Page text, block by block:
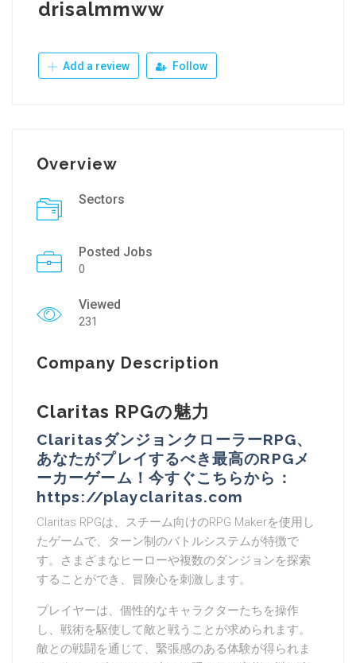
drisalmmww
Add a review Follow
Overview
Sectors
Posted Jobs
0
Viewed
231
Company Description
Claritas RPGの魅力
ClaritasダンジョンクローラーRPG、
あなたがプレイするべき最高のRPGメ
ーカーゲーム！今すぐこちらから：
https://playclaritas.com
Claritas RPGは、スチーム向けのRPG Makerを使用し
たゲームで、ターン制のバトルシステムが特徴で
す。さまざまなヒーローや複数のダンジョンを探索
することができ、冒険心を刺激します。
プレイヤーは、個性的なキャラクターたちを操作
し、戦術を駆使して敵と戦うことが求められます。
敵との戦闘を通じて、緊張感のある体験が得られま